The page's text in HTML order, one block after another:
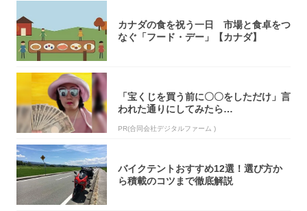
カナダの食を祝う一日 市場と食卓をつ
なぐ「フード・デー」【カナダ】
「宝くじを買う前に〇〇をしただけ」言
われた通りにしてみたら…
PR(合同会社デジタルファーム )
バイクテントおすすめ12選！選び方か
ら積載のコツまで徹底解説